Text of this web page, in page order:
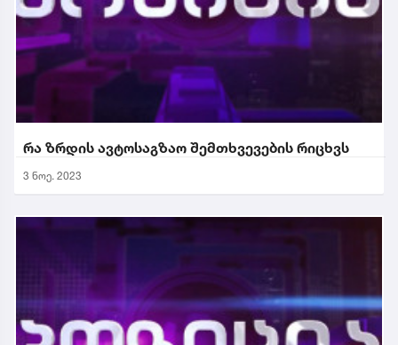
რა ზრდის ავტოსაგზაო შემთხვევების რიცხვს
3 ნოე. 2023